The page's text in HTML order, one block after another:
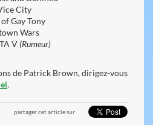
City
Gay Tony
Wars
V (Rumeur)
de Patrick Brown, dirigez-vous
.
partager cet article sur